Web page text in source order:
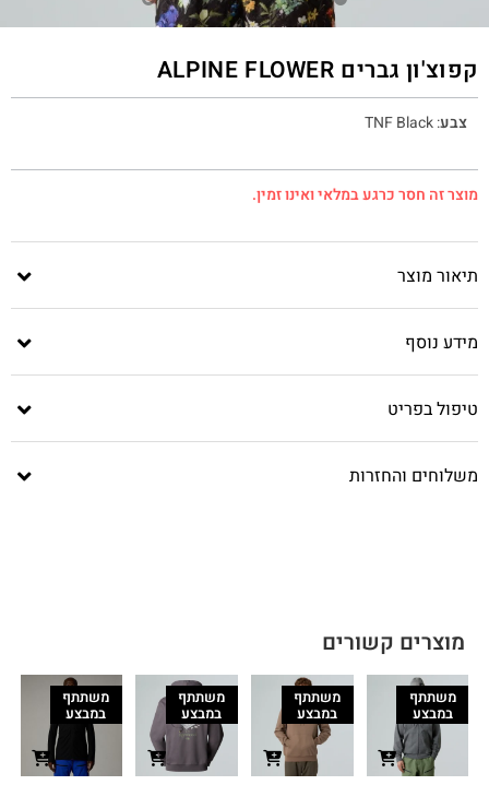
קפוצ'ון גברים ALPINE FLOWER
צבע:
TNF Black
מוצר זה חסר כרגע במלאי ואינו זמין.
תיאור מוצר
מידע נוסף
טיפול בפריט
משלוחים והחזרות
מוצרים קשורים
משתתף
במבצע
משתתף
במבצע
משתתף
במבצע
משתתף
במבצע